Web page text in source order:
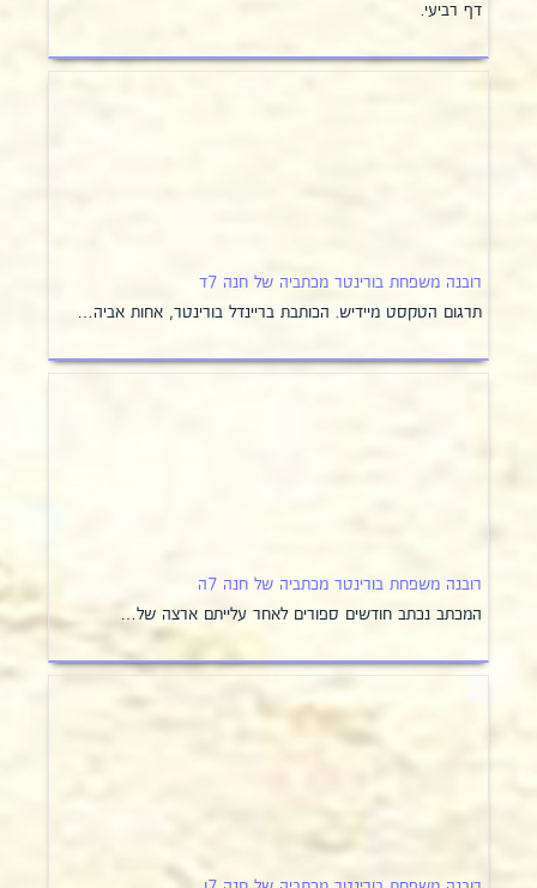
דף רביעי.
רובנה משפחת בורינטר מכתביה של חנה 7ד
תרגום הטקסט מיידיש. הכותבת בריינדל בורינטר, אחות אביה…
רובנה משפחת בורינטר מכתביה של חנה 7ה
המכתב נכתב חודשים ספורים לאחר עלייתם ארצה של…